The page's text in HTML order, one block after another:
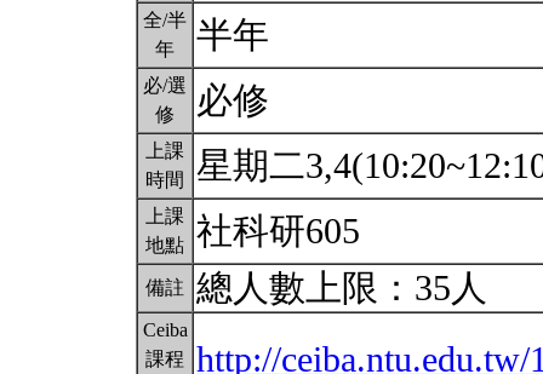
全/半
年
半年
必/選
修
必修
上課
時間
星期二
上課
地點 社科研605
備註 總人數上限：35人
Ceiba
課程
http://